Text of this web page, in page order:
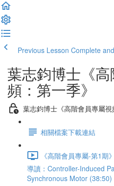
Previous Lesson Complete
葉志鈞博士《
頻：第一季》
葉志鈞博士《高階會員專屬視
相關檔案下載連結
《高階會員專屬-第1期
導讀：Controller-Induced
Synchronous Motor (38:50)